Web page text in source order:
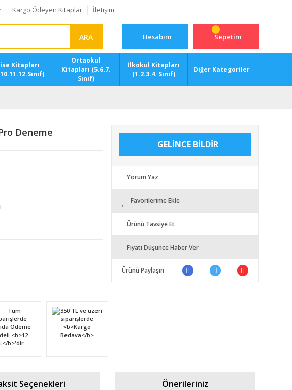
Kargo Ödeyen Kitaplar İletişim
ARA Hesabım Sepetim
Kitapları
Ortaokul
Kitapları (5.6.7.
Sınıf)
İlkokul Kitapları
(1.2.3.4. Sınıf)
Diğer Kategoriler
Deneme
GELİNCE BİLDİR
Yorum Yaz
Favorilerime Ekle
Ürünü Tavsiye Et
Fiyatı Düşünce Haber Ver
Ürünü Paylaşın
Seçenekleri Önerileriniz